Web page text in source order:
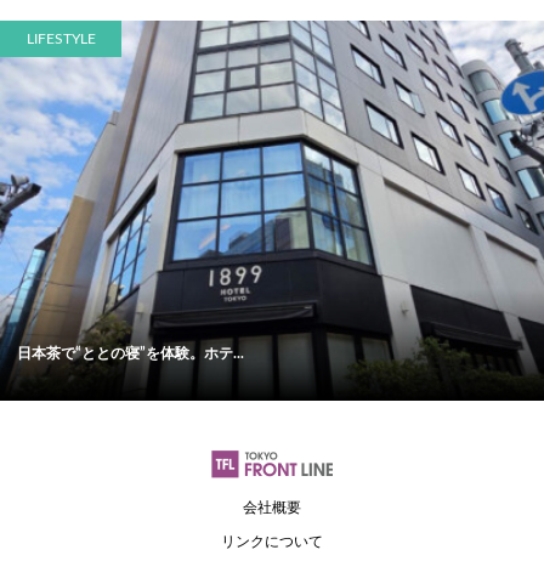
LIFESTYLE
日本茶で“ととの寝”を体験。ホテ...
会社概要
リンクについて